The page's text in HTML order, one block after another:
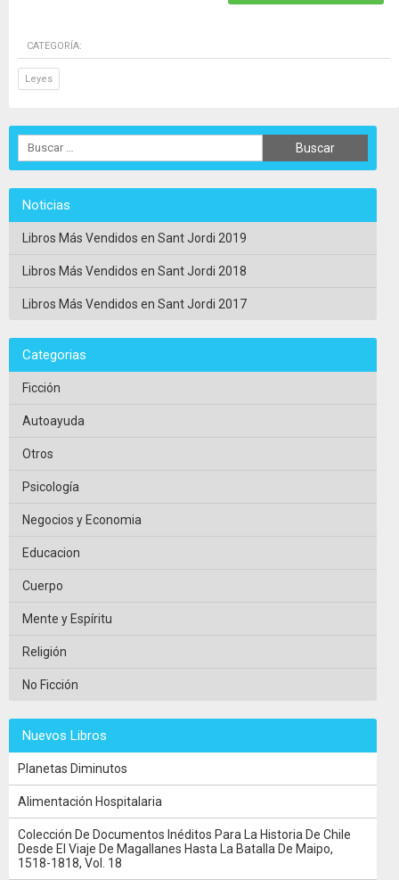
CATEGORÍA:
Leyes
Noticias
Libros Más Vendidos en Sant Jordi 2019
Libros Más Vendidos en Sant Jordi 2018
Libros Más Vendidos en Sant Jordi 2017
Categorias
Ficción
Autoayuda
Otros
Psicología
Negocios y Economia
Educacion
Cuerpo
Mente y Espíritu
Religión
No Ficción
Nuevos Libros
Planetas Diminutos
Alimentación Hospitalaria
Colección De Documentos Inéditos Para La Historia De Chile
Desde El Viaje De Magallanes Hasta La Batalla De Maipo,
1518-1818, Vol. 18